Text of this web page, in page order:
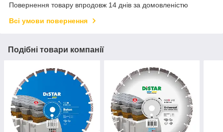
Повернення товару впродовж 14 днів за домовленістю
Всі умови повернення
Подібні товари компанії